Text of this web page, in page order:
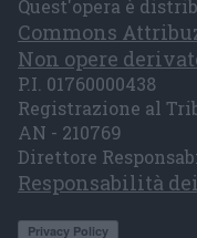
Quest'opera è
Commons
Non opere
P.I. 01760000438
Registrazione al
AN - 210769
Direttore
Responsabilità